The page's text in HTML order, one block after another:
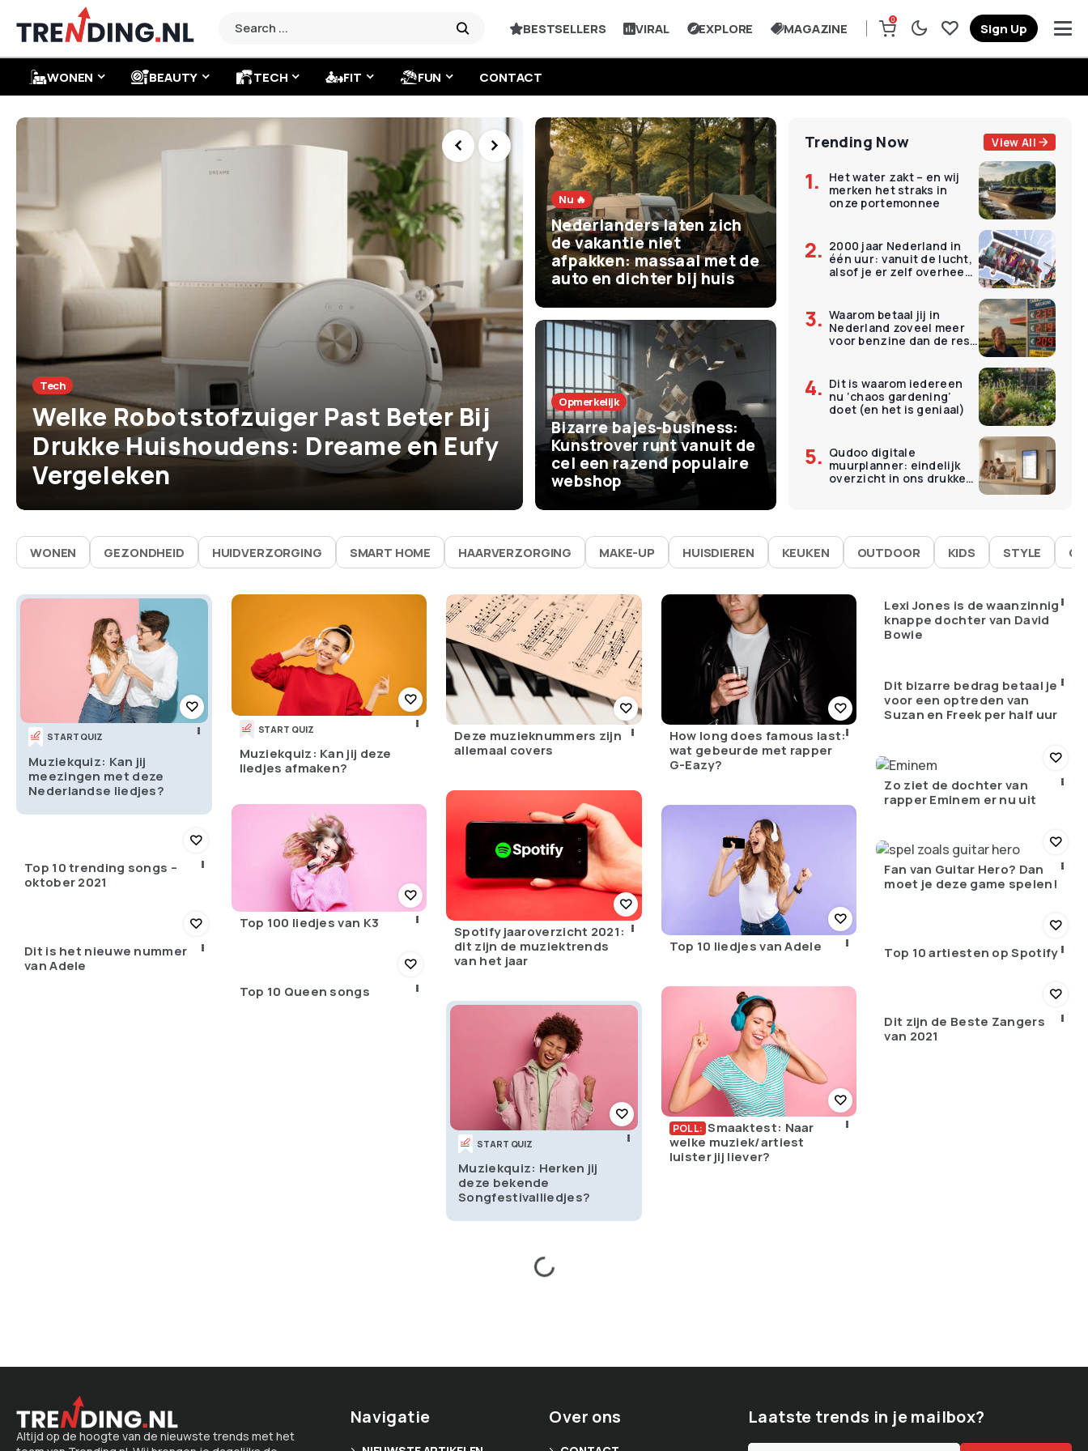
BESTSELLERS VIRAL EXPLORE MAGAZINE
0
Sign Up
WONEN BEAUTY TECH FIT FUN CONTACT
Tech
Welke Robotstofzuiger Past Beter Bij
Drukke Huishoudens: Dreame en Eufy
Vergeleken
Het Leven
De beste zomermomenten kosten
vaak bijna niks – en dat is precies
waarom ze zo goed werken
Nu 🔥
Nederlanders laten zich
de vakantie niet
afpakken: massaal met de
auto en dichter bij huis
Opmerkelijk
Bizarre bajes-business:
Kunstrover runt vanuit de
cel een razend populaire
webshop
Trending Now View All
Het water zakt – en wij
merken het straks in
onze portemonnee
2000 jaar Nederland in
één uur: vanuit de lucht,
alsof je er zelf overheen
Waarom betaal jij in
Nederland zoveel meer
voor benzine dan de rest
Dit is waarom iedereen
nu ‘chaos gardening’
doet (en het is geniaal)
Qudoo digitale
muurplanner: eindelijk
overzicht in ons drukke
WONEN GEZONDHEID HUIDVERZORGING SMART HOME HAARVERZORGING MAKE-UP HUISDIEREN KEUKEN OUTDOOR KIDS STYLE
START QUIZ
Muziekquiz: Kan jij
meezingen met deze
Nederlandse liedjes?
START QUIZ
Muziekquiz: Kan jij deze
liedjes afmaken?
Deze muzieknummers zijn
allemaal covers
How long does famous last:
wat gebeurde met rapper
G-Eazy?
Lexi Jones is de waanzinnig
knappe dochter van David
Bowie
Dit bizarre bedrag betaal je
voor een optreden van
Suzan en Freek per half uur
Zo ziet de dochter van
rapper Eminem er nu uit
Spotify jaaroverzicht 2021:
dit zijn de muziektrends
van het jaar
Top 100 liedjes van K3
Top 10 liedjes van Adele
Top 10 trending songs –
oktober 2021
Fan van Guitar Hero? Dan
moet je deze game spelen!
Dit is het nieuwe nummer
van Adele
Top 10 artiesten op Spotify
Top 10 Queen songs
POLL: Smaaktest: Naar
welke muziek/artiest
luister jij liever?
Dit zijn de Beste Zangers
van 2021
START QUIZ
Muziekquiz: Herken jij
deze bekende
Songfestivalliedjes?
Altijd op de hoogte van de nieuwste trends met het
Navigatie Over ons Laatste trends in je mailbox?